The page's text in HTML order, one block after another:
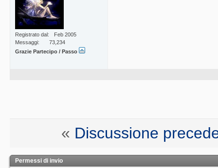
Registrato dal
Feb 2005
Messaggi
73,234
Grazie Partecipo / Passo
« Discussione
Permessi di invio